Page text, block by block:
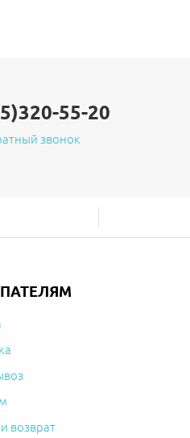
55-20
звонок
возврат